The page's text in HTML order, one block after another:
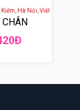
Hà Nội, Việt Nam
CHÂN